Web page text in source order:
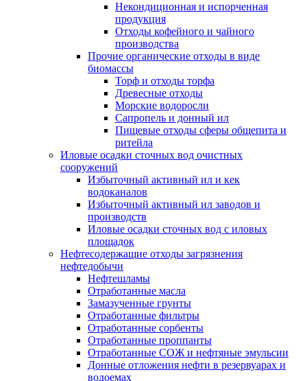
Некондиционная и испорченная
продукция
Отходы кофейного и чайного
производства
Прочие органические отходы в виде
биомассы
Торф и отходы торфа
Древесные отходы
Морские водоросли
Сапропель и донный ил
Пищевые отходы сферы общепита и
ритейла
Иловые осадки сточных вод очистных
сооружений
Избыточный активный ил и кек
водоканалов
Избыточный активный ил заводов и
производств
Иловые осадки сточных вод с иловых
площадок
Нефтесодержащие отходы загрязнения
нефтедобычи
Нефтешламы
Отработанные масла
Замазученные грунты
Отработанные фильтры
Отработанные сорбенты
Отработанные проппанты
Отработанные СОЖ и нефтяные эмульсии
Донные отложения нефти в резервуарах и
водоемах